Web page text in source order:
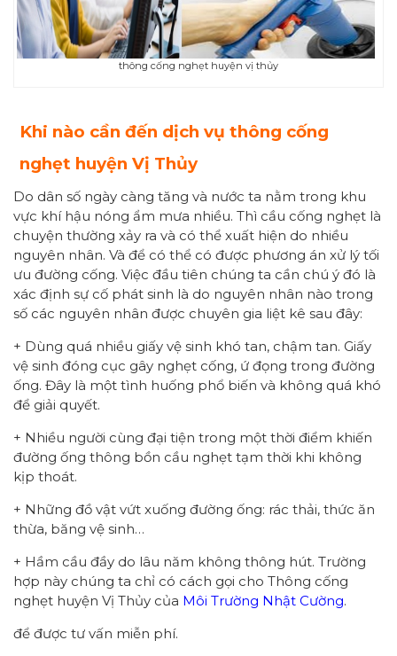
thông cống nghẹt huyện vị thủy
Khi nào cần đến dịch vụ thông cống
nghẹt huyện Vị Thủy
Do dân số ngày càng tăng và nước ta nằm trong khu
vực khí hậu nóng ẩm mưa nhiều. Thì cầu cống nghẹt là
chuyện thường xảy ra và có thể xuất hiện do nhiều
nguyên nhân. Và để có thể có được phương án xử lý tối
ưu đường cống. Việc đầu tiên chúng ta cần chú ý đó là
xác định sự cố phát sinh là do nguyên nhân nào trong
số các nguyên nhân được chuyên gia liệt kê sau đây:
+ Dùng quá nhiều giấy vệ sinh khó tan, chậm tan. Giấy
vệ sinh đóng cục gây nghẹt cống, ứ đọng trong đường
ống. Đây là một tình huống phổ biến và không quá khó
để giải quyết.
+ Nhiều người cùng đại tiện trong một thời điểm khiến
đường ống thông bồn cầu nghẹt tạm thời khi không
kịp thoát.
+ Những đồ vật vứt xuống đường ống: rác thải, thức ăn
thừa, băng vệ sinh…
+ Hầm cầu đầy do lâu năm không thông hút. Trường
hợp này chúng ta chỉ có cách gọi cho Thông cống
nghẹt huyện Vị Thủy của Môi Trường Nhật Cường.
để được tư vấn miễn phí.